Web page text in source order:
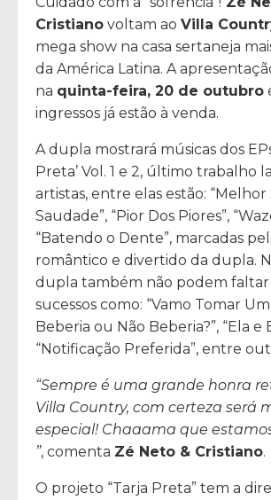
Cristiano voltam ao Villa
mega show na casa sertaneja
da América Latina. A
na quinta-feira, 20 de outubro
ingressos já estão à venda.
A dupla mostrará músicas dos
Preta’ Vol. 1 e 2, último trabalho
artistas, entre elas estão: “Melhor
Saudade”, “Pior Dos Piores”,
“Batendo o Dente”, marcadas
romântico e divertido da dupla.
dupla também não podem faltar
sucessos como: “Vamo Tomar
Beberia ou Não Beberia?”, “Ela e
“Notificação Preferida”, entre
“Sempre é uma grande honra
Villa Country, com certeza será
especial! Chaaama que
”, comenta Zé Neto & Cristiano.
O projeto “Tarja Preta” tem a